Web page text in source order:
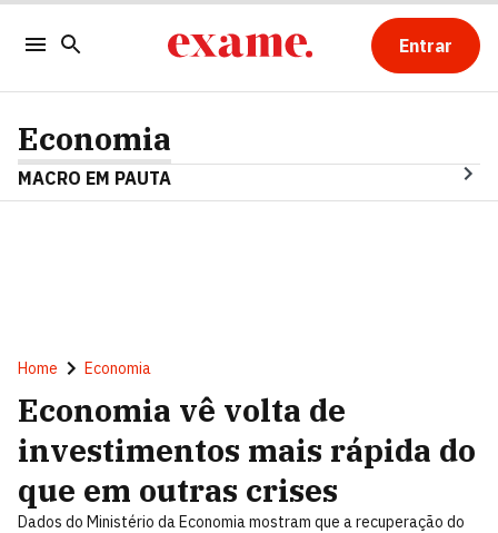
Entrar
Economia
MACRO EM PAUTA
Home Economia
Economia vê volta de
investimentos mais rápida do
que em outras crises
Dados do Ministério da Economia mostram que a recuperação do